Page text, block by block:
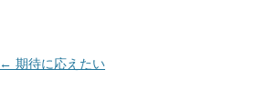
投稿ナビゲーション
← 期待に応えたい